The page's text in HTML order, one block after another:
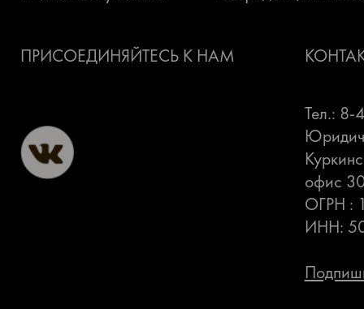
ПРИСОЕДИНЯЙТЕСЬ К НАМ
Тел.: 8-
офис
ОГРН :
ИНН: